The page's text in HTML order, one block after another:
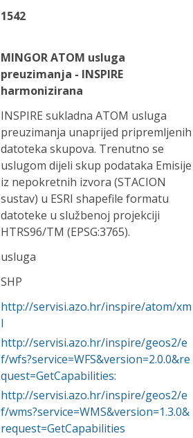
1542
MINGOR ATOM usluga
preuzimanja - INSPIRE
harmonizirana
INSPIRE sukladna ATOM usluga
preuzimanja unaprijed pripremljenih
datoteka skupova. Trenutno se
uslugom dijeli skup podataka Emisije
iz nepokretnih izvora (STACION
sustav) u ESRI shapefile formatu
datoteke u službenoj projekciji
HTRS96/TM (EPSG:3765).
usluga
SHP
http://servisi.azo.hr/inspire/atom/xm
l
http://servisi.azo.hr/inspire/geos2/e
f/wfs?service=WFS&version=2.0.0&re
quest=GetCapabilities:
http://servisi.azo.hr/inspire/geos2/e
f/wms?service=WMS&version=1.3.0&
request=GetCapabilities